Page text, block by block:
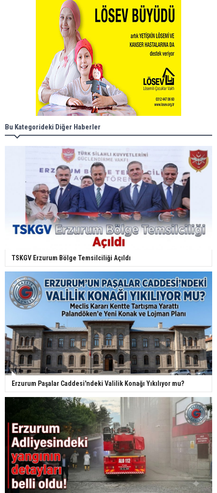
Bu Kategorideki Diğer Haberler
TSKGV Erzurum Bölge Temsilciliği Açıldı
Erzurum Paşalar Caddesi'ndeki Valilik Konağı Yıkılıyor mu?